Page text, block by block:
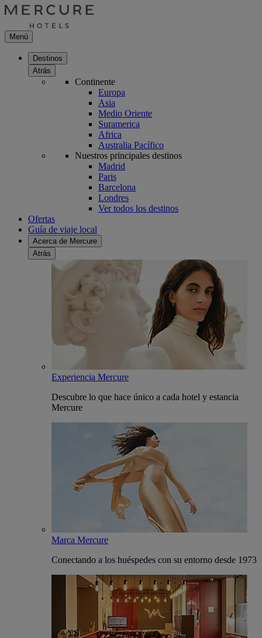
Menú
Destinos
Atrás
Continente
Europa
Asia
Medio Oriente
Suramerica
Africa
Australia Pacífico
Nuestros principales destinos
Madrid
Paris
Barcelona
Londres
Ver todos los destinos
Ofertas
Guía de viaje local
Acerca de Mercure
Atrás
Experiencia Mercure
Descubre lo que hace único a cada hotel y estancia
Mercure
Marca Mercure
Conectando a los huéspedes con su entorno desde 1973